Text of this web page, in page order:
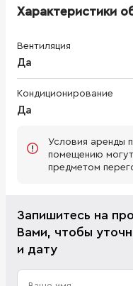
Характеристики
Вентиляция
Да
Кондиционирование
Да
Условия аренды
помещению
предметом
Запишитесь на
Вами, чтобы
и дату